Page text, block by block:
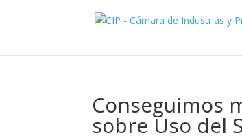
Conseguimos
sobre Uso del